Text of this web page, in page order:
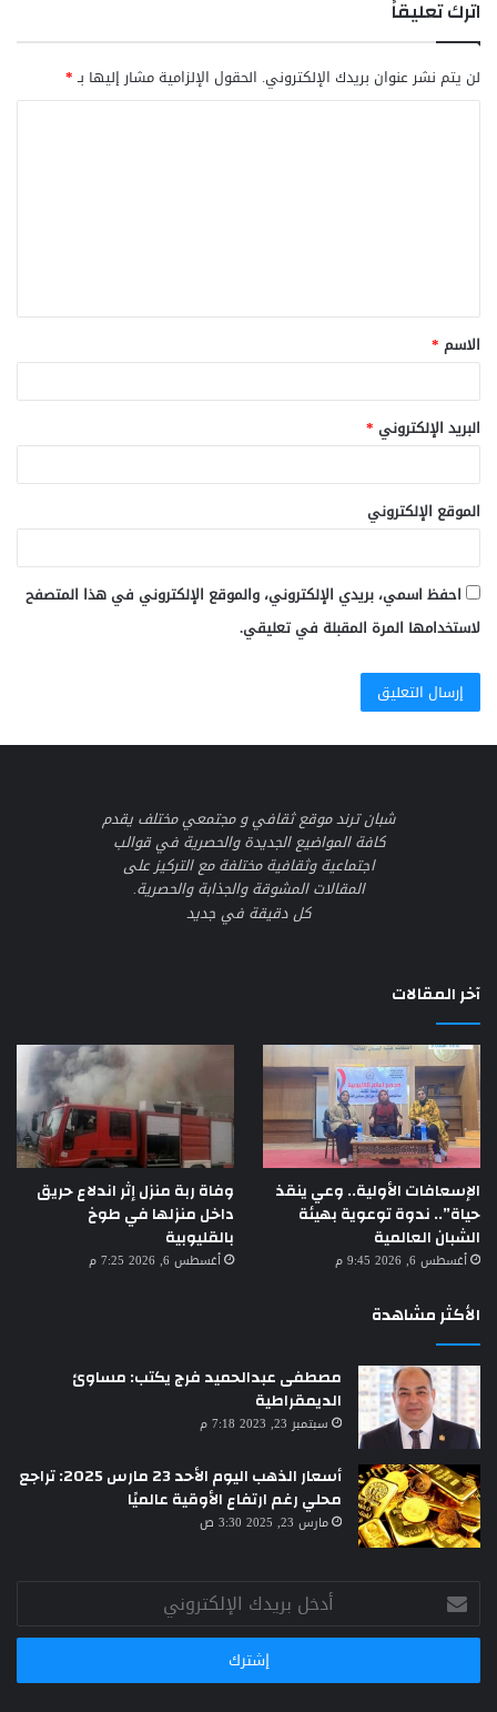
اترك تعليقاً
لن يتم نشر عنوان بريدك الإلكتروني. الحقول الإلزامية مشار إليها بـ*
ق
*
الاسم *
البريد الإلكتروني *
الموقع الإلكتروني
احفظ اسمي، بريدي الإلكتروني، والموقع الإلكتروني في هذا المتصفح
لاستخدامها المرة المقبلة في تعليقي.
شبان ترند موقع ثقافي و مجتمعي مختلف يقدم
كافة المواضيع الجديدة والحصرية في قوالب
اجتماعية وثقافية مختلفة مع التركيز على
المقالات المشوقة والجذابة والحصرية.
كل دقيقة في جديد
آخر المقالات
الإسعافات الأولية.. وعي ينقذ
حياة”.. ندوة توعوية بهيئة
الشبان العالمية
أغسطس 6, 2026 9:45 م
وفاة ربة منزل إثر اندلاع حريق
داخل منزلها في طوخ
بالقليوبية
أغسطس 6, 2026 7:25 م
الأكثر مشاهدة
مصطفى عبدالحميد فرج يكتب: مساوئ
الديمقراطية
سبتمبر 23, 2023 7:18 م
أسعار الذهب اليوم الأحد 23 مارس 2025: تراجع
محلي رغم ارتفاع الأوقية عالميًا
مارس 23, 2025 3:30 ص
أدخل
بريدك
الإلكتروني